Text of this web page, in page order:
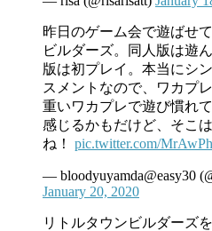
昨日のゲーム会で遊ばせ
ビルダーズ。同人版は遊
版は初プレイ。本当にシ
スメントなので、ワカプ
重いワカプレで遊び慣れ
感じるかもだけど、そこ
ね！ pic.twitter.com/
— bloodyuyamda@easy30
January 20, 2020
リトルタウンビルダーズを